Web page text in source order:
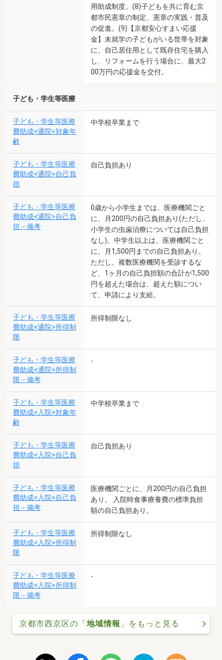
用助成制度。(8)子どもを共に育む京
都市民憲章の制定、憲章の実践・普及
の促進。(9)【京都安心すまい応援
金】未就学の子どもがいる世帯を対象
に、自己居住用として既存住宅を購入
し、リフォームを行う場合に、最大2
00万円の応援金を交付。
子ども・学生等医療
子ども・学生等医療
費助成<通院>対象年
齢
中学校卒業まで
子ども・学生等医療
費助成<通院>自己負
担
自己負担あり
子ども・学生等医療
費助成<通院>自己負
担－備考
0歳から小学生までは、医療機関ごと
に、月200円の自己負担あり(ただし、
小学生の虫歯治療については自己負担
なし)。中学生以上は、医療機関ごと
に、月1,500円までの自己負担あり。
ただし、複数医療機関を受診するな
ど、1ヶ月の自己負担額の合計が1,500
円を超えた場合は、超えた額につい
て、申請により支給。
子ども・学生等医療
費助成<通院>所得制
限
所得制限なし
子ども・学生等医療
費助成<通院>所得制
限－備考
-
子ども・学生等医療
費助成<入院>対象年
齢
中学校卒業まで
子ども・学生等医療
費助成<入院>自己負
担
自己負担あり
子ども・学生等医療
費助成<入院>自己負
担－備考
医療機関ごとに、月200円の自己負担
あり。 入院時食事療養費の標準負担
額の自己負担あり。
子ども・学生等医療
費助成<入院>所得制
限
所得制限なし
子ども・学生等医療
費助成<入院>所得制
限－備考
-
京都市西京区の「地域情報 」をもっと見る